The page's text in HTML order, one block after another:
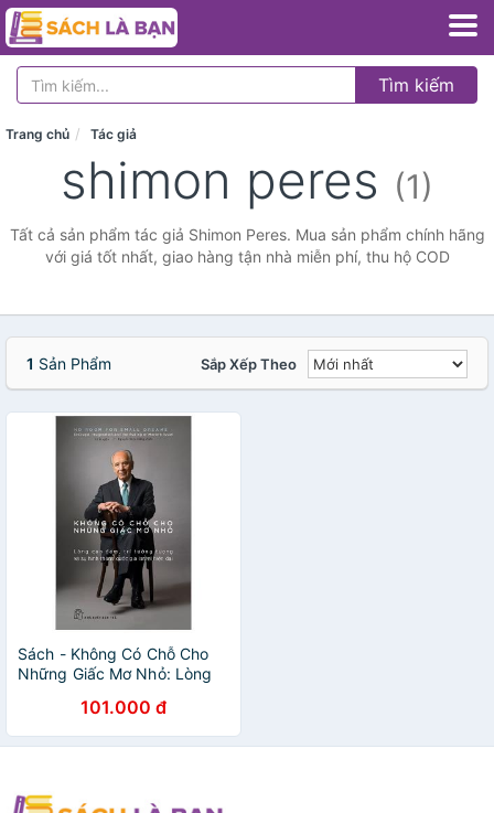
Tìm kiếm
Trang chủ Tác giả
shimon peres (1)
Tất cả sản phẩm tác giả Shimon Peres. Mua sản phẩm chính hãng
với giá tốt nhất, giao hàng tận nhà miễn phí, thu hộ COD
1 Sản Phẩm Sắp Xếp Theo
Sách - Không Có Chỗ Cho
Những Giấc Mơ Nhỏ: Lòng
Và Sự Hình Thành Quốc Gia
Isael Hiện Đại
101.000 đ